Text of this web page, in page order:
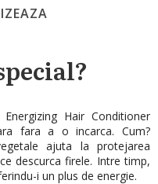
Hair Conditioner
fara a o incarca. Cum?
ajuta la protejarea
descurca firele. Intre timp,
i un plus de energie.